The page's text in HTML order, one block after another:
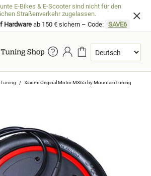
E-Bikes & E-Scooter sind nicht für den
Straßenverkehr zugelassen.
Hardwareab 150 € sichern – Code: SAVE6
Xiaomi Original Motor M365 by MountainTuning